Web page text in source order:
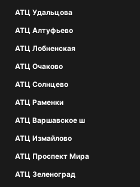
АТЦ Удальцова
АТЦ Алтуфьево
АТЦ Лобненская
АТЦ Очаково
АТЦ Солнцево
АТЦ Раменки
АТЦ Варшавское ш
АТЦ Измайлово
АТЦ Проспект Мира
АТЦ Зеленоград